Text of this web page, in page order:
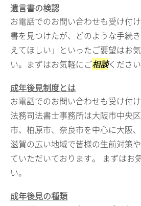
遺言書の検認
お電話でのお問い合わせも受け付
書を見つけたが、どのような手続
えてほしい」といったご要望はお
い。まずはお気軽にご相談ください
成年後見制度とは
お電話でのお問い合わせも受け付
法務司法書士事務所は大阪市中央
市、柏原市、奈良市を中心に大阪、
滋賀の広い地域で皆様の生前対策
ていただいております。 まずはお
い。
成年後見の種類